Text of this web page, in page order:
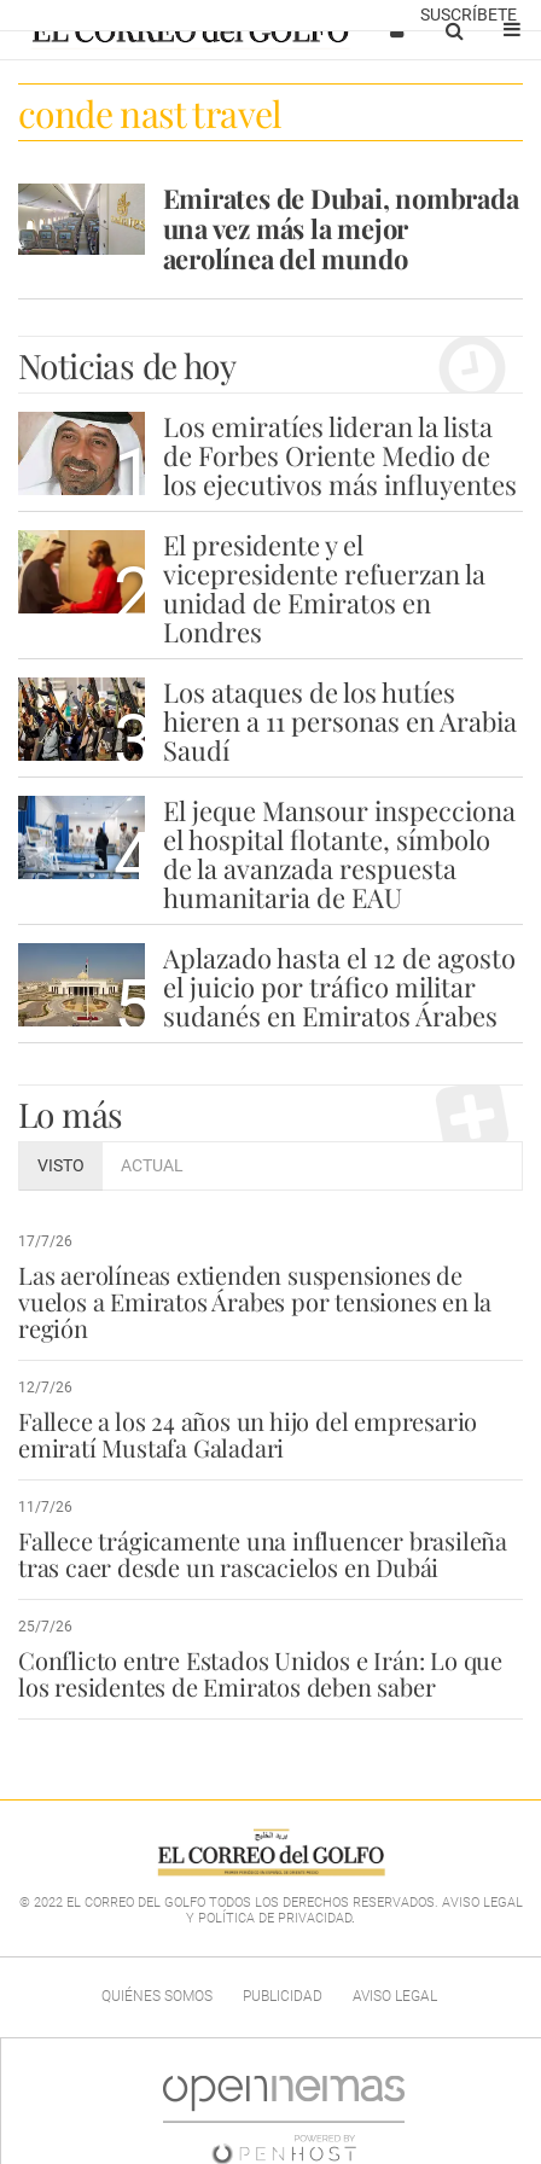
SUSCRÍBETE
conde nast travel
Emirates de Dubai, nombrada
una vez más la mejor
aerolínea del mundo
Noticias de hoy
1
Los emiratíes lideran la lista
de Forbes Oriente Medio de
los ejecutivos más influyentes
2
El presidente y el
vicepresidente refuerzan la
unidad de Emiratos en
Londres
3
Los ataques de los hutíes
hieren a 11 personas en Arabia
Saudí
4
El jeque Mansour inspecciona
el hospital flotante, símbolo
de la avanzada respuesta
humanitaria de EAU
5
Aplazado hasta el 12 de agosto
el juicio por tráfico militar
sudanés en Emiratos Árabes
Lo más
VISTO ACTUAL
17/7/26
Las aerolíneas extienden suspensiones de
vuelos a Emiratos Árabes por tensiones en la
región
12/7/26
Fallece a los 24 años un hijo del empresario
emiratí Mustafa Galadari
11/7/26
Fallece trágicamente una influencer brasileña
tras caer desde un rascacielos en Dubái
25/7/26
Conflicto entre Estados Unidos e Irán: Lo que
los residentes de Emiratos deben saber
© 2022 EL CORREO DEL GOLFO TODOS LOS DERECHOS RESERVADOS. AVISO LEGAL
Y POLÍTICA DE PRIVACIDAD.
QUIÉNES SOMOS PUBLICIDAD AVISO LEGAL